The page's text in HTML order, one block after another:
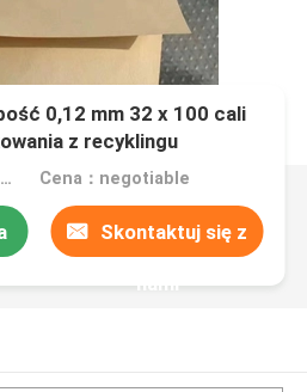
0,12 mm 32 x 100 cali
z recyklingu
MOQ：1 tony dla standardowego rozmiaru Cena：negotiable
Skontaktuj się z
nami